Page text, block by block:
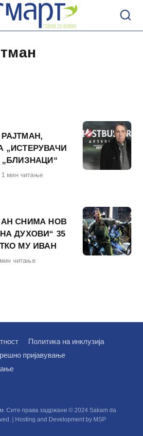
„ИСТЕРУВАЧИ
1 мин читање
СНИМА НОВ
ДУХОВИ“ 35
МУ ИВАН
читање
Политика на инклузија
пријавување
Сите права задржани © 2024 Sakam da
| Hosting and Development by MSP